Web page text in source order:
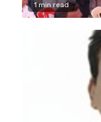
1 min read